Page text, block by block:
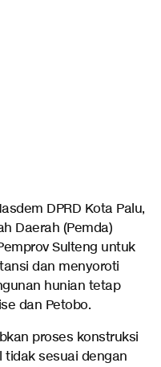
DPRD Kota Palu,
Daerah (Pemda)
Sulteng untuk
dan menyoroti
hunian tetap
dan Petobo.
proses konstruksi
sesuai dengan